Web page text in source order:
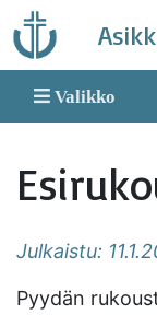
Skip
to
content
Valikko
Julkaistu:
Pyydän